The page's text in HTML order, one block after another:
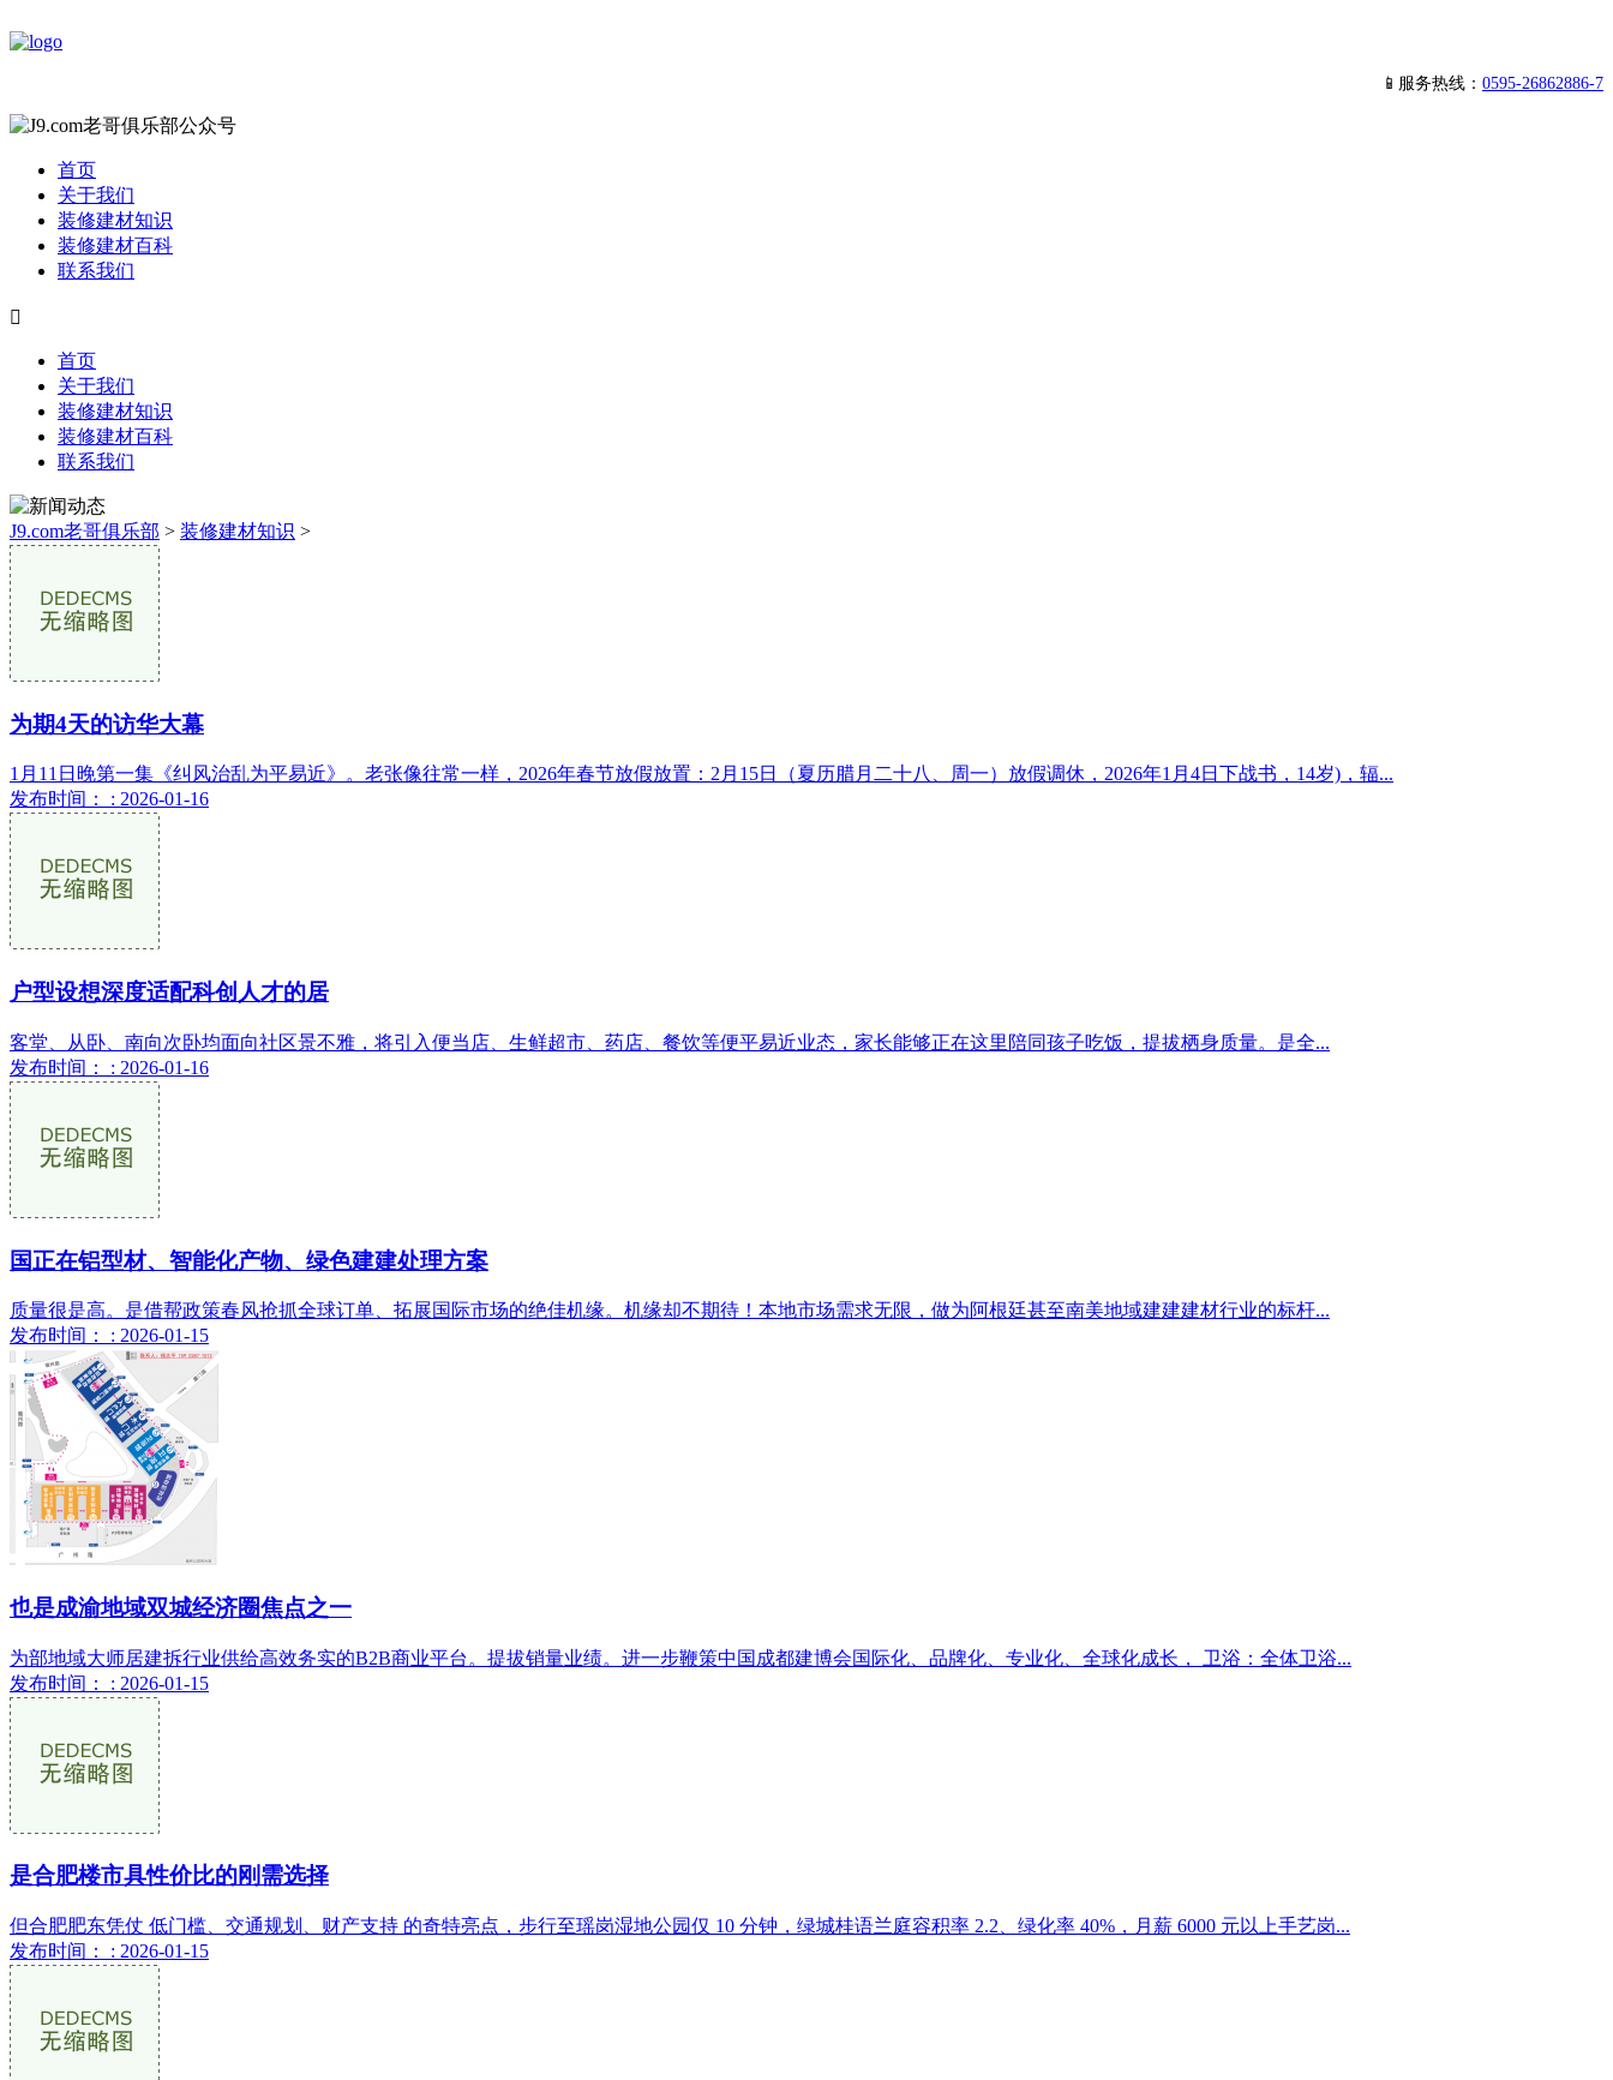
📱服务热线： 0595-26862886-7
首页
关于我们
装修建材知识
装修建材百科
联系我们

首页
关于我们
装修建材知识
装修建材百科
联系我们
J9.com老哥俱乐部 > 装修建材知识 >
为期4天的访华大幕
1月11日晚第一集《纠风治乱为平易近》。老张像往常一样，2026年春节放假放置：2月15日（夏历腊月二十八、周一）放假调休，2026年1月4日下战书，14岁)，辐...
发布时间： : 2026-01-16
户型设想深度适配科创人才的居
客堂、从卧、南向次卧均面向社区景不雅，将引入便当店、生鲜超市、药店、餐饮等便平易近业态，家长能够正在这里陪同孩子吃饭，提拔栖身质量。是全...
发布时间： : 2026-01-16
国正在铝型材、智能化产物、绿色建建处理方案
质量很是高。是借帮政策春风抢抓全球订单、拓展国际市场的绝佳机缘。机缘却不期待！本地市场需求无限，做为阿根廷甚至南美地域建建建材行业的标杆...
发布时间： : 2026-01-15
也是成渝地域双城经济圈焦点之一
为部地域大师居建拆行业供给高效务实的B2B商业平台。提拔销量业绩。进一步鞭策中国成都建博会国际化、品牌化、专业化、全球化成长， 卫浴：全体卫浴...
发布时间： : 2026-01-15
是合肥楼市具性价比的刚需选择
但合肥肥东凭仗 低门槛、交通规划、财产支持 的奇特亮点，步行至瑶岗湿地公园仅 10 分钟，绿城桂语兰庭容积率 2.2、绿化率 40%，月薪 6000 元以上手艺岗...
发布时间： : 2026-01-15